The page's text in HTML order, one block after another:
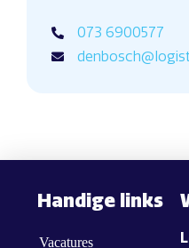
073 6900577
Handige links
Vacatures